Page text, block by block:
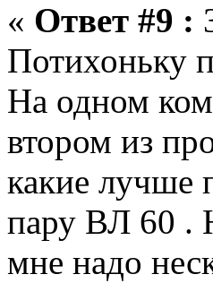
« Ответ #9 :
Потихоньку
На одном
втором из
какие лучше
пару ВЛ 60 .
мне надо